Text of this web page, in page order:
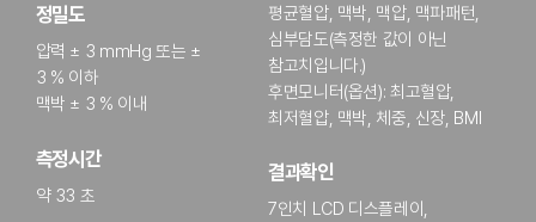
정밀도
압력 ± 3 mmHg 또는 ±
3 % 이하
맥박 ± 3 % 이내
측정시간
약 33 초
평균혈압, 맥박, 맥압, 맥파패턴,
심부담도(측정한 값이 아닌
참고치입니다.)
후면모니터(옵션): 최고혈압,
최저혈압, 맥박, 체중, 신장, BMI
결과확인
7인치 LCD 디스플레이,